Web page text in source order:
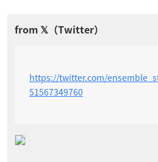
https://twitter.com/
51567349760